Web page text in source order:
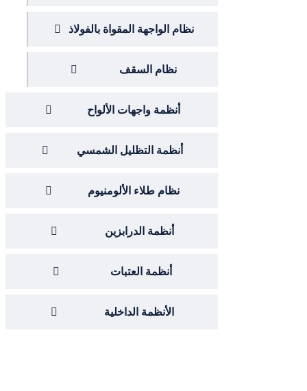
نظام الواجهة المقواة بالفولاذ
نظام السقف
أنظمة واجهات الألواح
أنظمة التظليل الشمسي
نظام طلاء الألومنيوم
أنظمة الدرابزين
أنظمة العتبات
الأنظمة الداخلية